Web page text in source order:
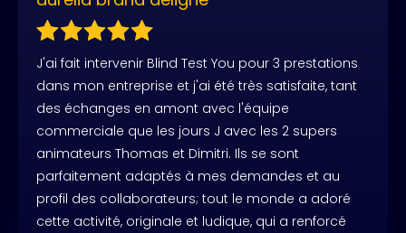
J'ai fait intervenir Blind Test You pour 3 prestations
dans mon entreprise et j'ai été très satisfaite, tant
des échanges en amont avec l'équipe
commerciale que les jours J avec les 2 supers
animateurs Thomas et Dimitri. Ils se sont
parfaitement adaptés à mes demandes et au
profil des collaborateurs; tout le monde a adoré
cette activité, originale et ludique, qui a renforcé